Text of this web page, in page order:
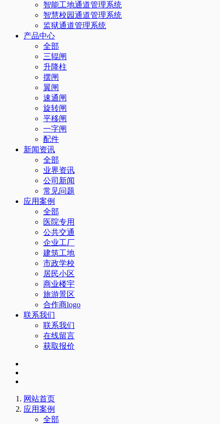
智能工地通道管理系统
智慧校园通道管理系统
监狱通道管理系统
产品中心
全部
三辊闸
升降柱
摆闸
翼闸
速通闸
旋转闸
平移闸
一字闸
配件
新闻资讯
全部
业界资讯
公司新闻
常见问题
应用案例
全部
医院专用
公共交通
企业工厂
建筑工地
市政学校
居民小区
商业楼宇
旅游景区
合作商logo
联系我们
联系我们
在线留言
获取报价
网站首页
应用案例
全部